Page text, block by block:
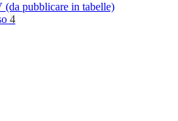
(da pubblicare in tabelle)
4